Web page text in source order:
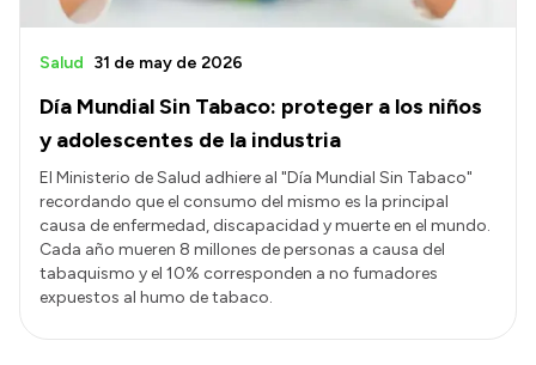
Día Mundial Sin Tabaco: proteger a los niños
y adolescentes de la industria
Salud 31 de may de 2026
El Ministerio de Salud adhiere al "Día Mundial Sin Tabaco"
recordando que el consumo del mismo es la principal
causa de enfermedad, discapacidad y muerte en el mundo.
Cada año mueren 8 millones de personas a causa del
tabaquismo y el 10% corresponden a no fumadores
expuestos al humo de tabaco.